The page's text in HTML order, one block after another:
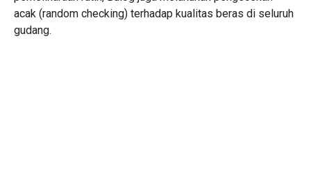
acak (random checking) terhadap kualitas beras di seluruh
gudang.